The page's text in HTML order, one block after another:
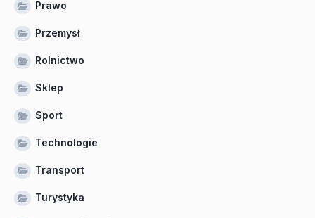
Prawo
Przemysł
Rolnictwo
Sklep
Sport
Technologie
Transport
Turystyka